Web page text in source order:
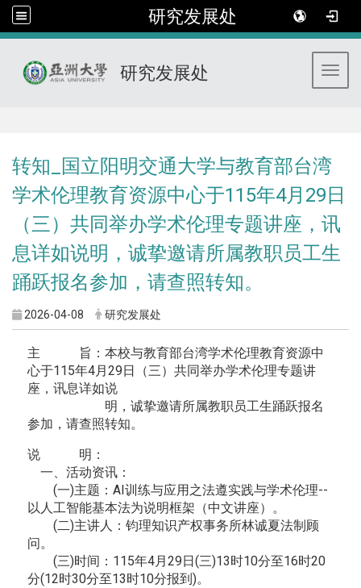
研究发展处
研究发展处
转知_国立阳明交通大学与教育部台湾
学术伦理教育资源中心于115年4月29日
（三）共同举办学术伦理专题讲座，讯
息详如说明，诚挚邀请所属教职员工生
踊跃报名参加，请查照转知。
2026-04-08 研究发展处
主 旨：本校与教育部台湾学术伦理教育资源中
心于115年4月29日（三）共同举办学术伦理专题讲
座，讯息详如说
明，诚挚邀请所属教职员工生踊跃报名
参加，请查照转知。
说 明：
一、活动资讯：
(一)主题：AI训练与应用之法遵实践与学术伦理--
以人工智能基本法为说明框架（中文讲座）。
(二)主讲人：钧理知识产权事务所林诚夏法制顾
问。
(三)时间：115年4月29日(三)13时10分至16时20
分(12时30分至13时10分报到)。